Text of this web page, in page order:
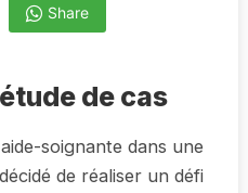
Share
de cas
soignante dans une
de réaliser un défi